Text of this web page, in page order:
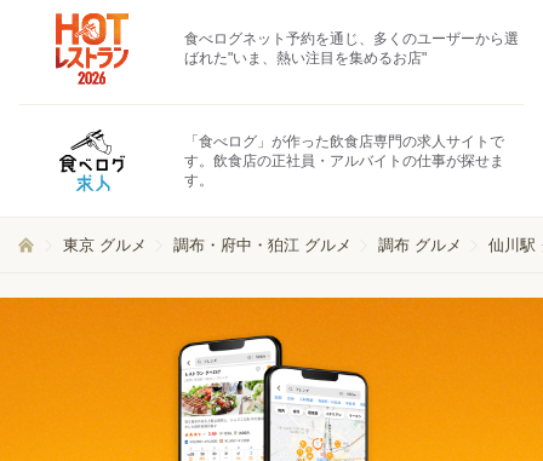
食べログネット予約を通じ、多くのユーザーから選
ばれた"いま、熱い注目を集めるお店"
「食べログ」が作った飲食店専門の求人サイトで
す。飲食店の正社員・アルバイトの仕事が探せま
す。
東京 グルメ 調布・府中・狛江 グルメ 調布 グルメ 仙川駅